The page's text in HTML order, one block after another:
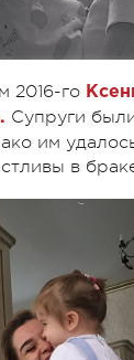
2016-го
Супруги
им
в